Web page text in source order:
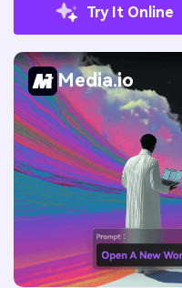
Try It Online
Media.io